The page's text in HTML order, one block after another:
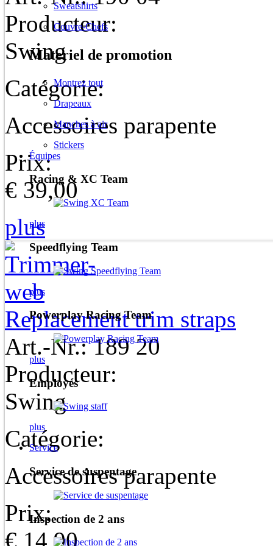
Sweatshirts
Couvre-Chefs
Materiel de promotion
Montrez tout
Drapeaux
Manches à air
Stickers
Équipes
Racing & XC Team
plus
Speedflying Team
plus
Powerplay Racing Team
plus
Employés
plus
Service
Service de suspentage
Inspection de 2 ans
Producteur:
Swing
Catégorie:
Accessoires parapente
Prix:
€ 39,00
plus
Replacement trim straps
Art.-Nr.: 189 20
Producteur:
Swing
Catégorie:
Accessoires parapente
Prix:
€ 14,90